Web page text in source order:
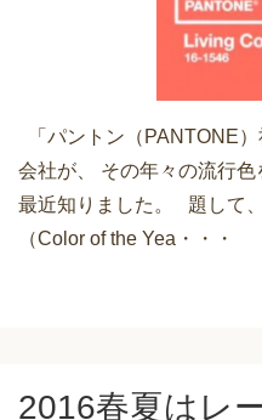
「パントン（PANTONE
会社が、 その年々の流行
最近知りました。 題して
（Color of the Yea・・・
2016春夏はレ